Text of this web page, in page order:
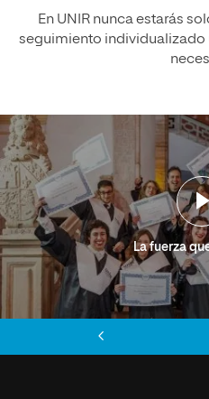
En UNIR nunca estarás
seguimiento individualizado
La fuerza